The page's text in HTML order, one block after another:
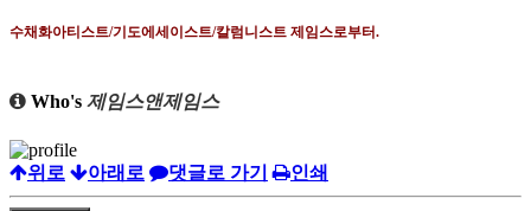
수채화아티스트/기도에세이스트/칼럼니스트 제임스로부터.
Who's 제임스앤제임스
위로 아래로 댓글로 가기 인쇄